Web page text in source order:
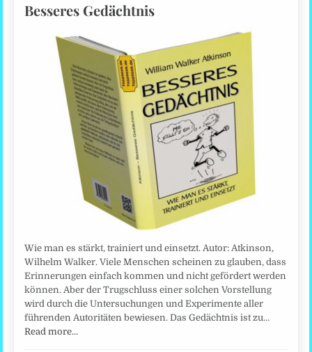
Besseres Gedächtnis
Wie man es stärkt, trainiert und einsetzt. Autor: Atkinson,
Wilhelm Walker. Viele Menschen scheinen zu glauben, dass
Erinnerungen einfach kommen und nicht gefördert werden
können. Aber der Trugschluss einer solchen Vorstellung
wird durch die Untersuchungen und Experimente aller
führenden Autoritäten bewiesen. Das Gedächtnis ist zu…
Read more…